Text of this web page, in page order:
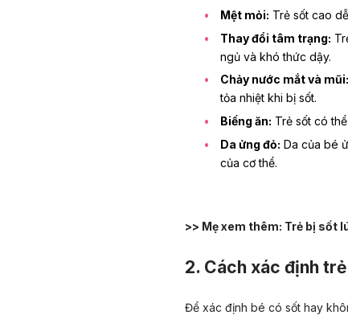
Mệt mỏi: Trẻ sốt cao
Thay đổi tâm trạng:
ngủ và khó thức dậy.
Chảy nước mắt và mũi:
tỏa nhiệt khi bị sốt.
Biếng ăn: Trẻ sốt có
Da ửng đỏ: Da của bé
của cơ thể.
>> Mẹ xem thêm: Trẻ bị sốt
2. Cách xác định
Để xác định bé có sốt hay